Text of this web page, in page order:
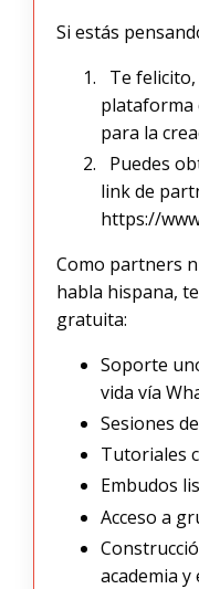
Si estás
Te
plataforma
para la
Puedes
link de
https://
Como partners
habla hispana,
gratuita:
Soporte
vida vía
Sesiones
Tutoriales
Embudos
Acceso a
academia y